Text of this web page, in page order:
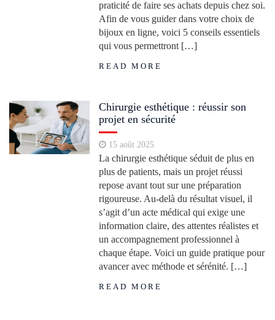
praticité de faire ses achats depuis chez soi.
Afin de vous guider dans votre choix de
bijoux en ligne, voici 5 conseils essentiels
qui vous permettront […]
READ MORE
Chirurgie esthétique : réussir son
projet en sécurité
15 août 2025
La chirurgie esthétique séduit de plus en
plus de patients, mais un projet réussi
repose avant tout sur une préparation
rigoureuse. Au-delà du résultat visuel, il
s’agit d’un acte médical qui exige une
information claire, des attentes réalistes et
un accompagnement professionnel à
chaque étape. Voici un guide pratique pour
avancer avec méthode et sérénité. […]
READ MORE